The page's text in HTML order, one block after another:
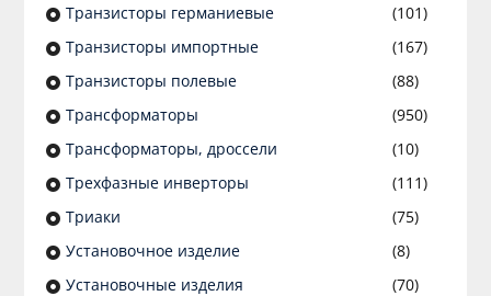
Транзисторы германиевые
(101)
Транзисторы импортные
(167)
Транзисторы полевые
(88)
Трансформаторы
(950)
Трансформаторы, дроссели
(10)
Трехфазные инверторы
(111)
Триаки
(75)
Установочное изделие
(8)
Установочные изделия
(70)